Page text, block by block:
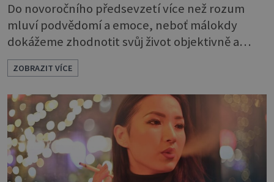
Do novoročního předsevzetí více než rozum
mluví podvědomí a emoce, neboť málokdy
dokážeme zhodnotit svůj život objektivně a
vybrat změnu, která je nejpodstatnější. Co to o
vás prozrazuje, když se rozhodnete... ... začít
cvičit a zhubnout K jednomu z nejčastějších
novoročních předsevzetí nás ve skutečnosti
nutí výčitky svědomí z vánočního přejídání.
Někdy se ale za tímto rozhodn
ZOBRAZIT VÍCE